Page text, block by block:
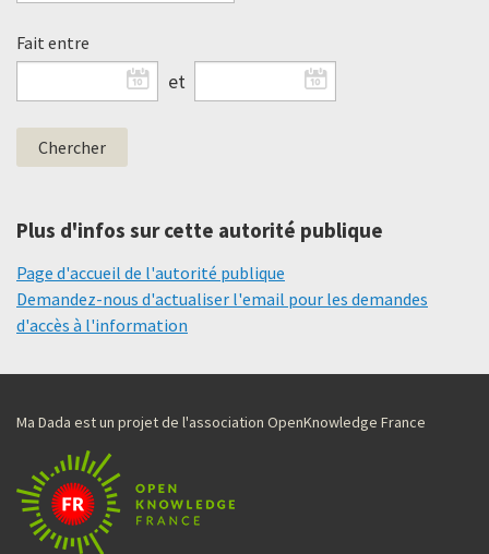
Fait entre
et
Plus d'infos sur cette autorité publique
Page d'accueil de l'autorité publique
Demandez-nous d'actualiser l'email pour les demandes
d'accès à l'information
Ma Dada est un projet de l'association OpenKnowledge France